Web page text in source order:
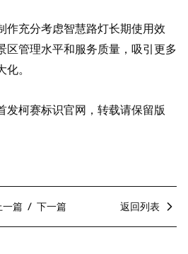
作充分考虑智慧路灯长期使用效
区管理水平和服务质量，吸引更多
。
发柯赛标识官网，转载请保留版
一篇 下一篇 返回列表